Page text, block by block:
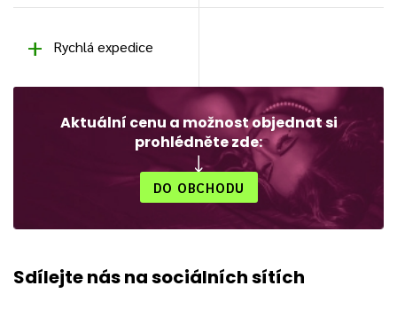
Rychlá expedice
Aktuální cenu a možnost objednat si
prohlédněte zde:
DO OBCHODU